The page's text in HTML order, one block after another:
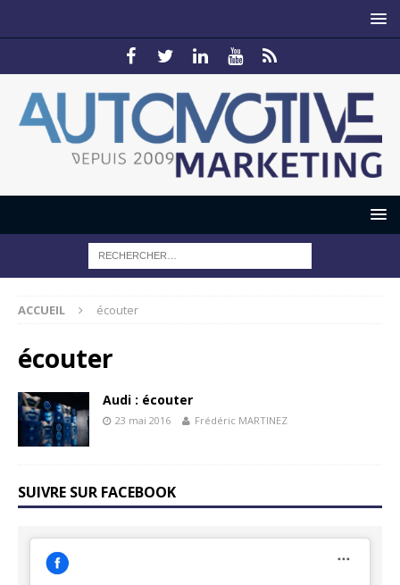
ACCUEIL écouter
écouter
Audi : écouter
23 mai 2016 Frédéric MARTINEZ
SUIVRE SUR FACEBOOK